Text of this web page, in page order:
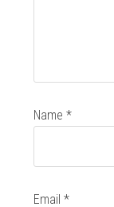
Name*
Email*